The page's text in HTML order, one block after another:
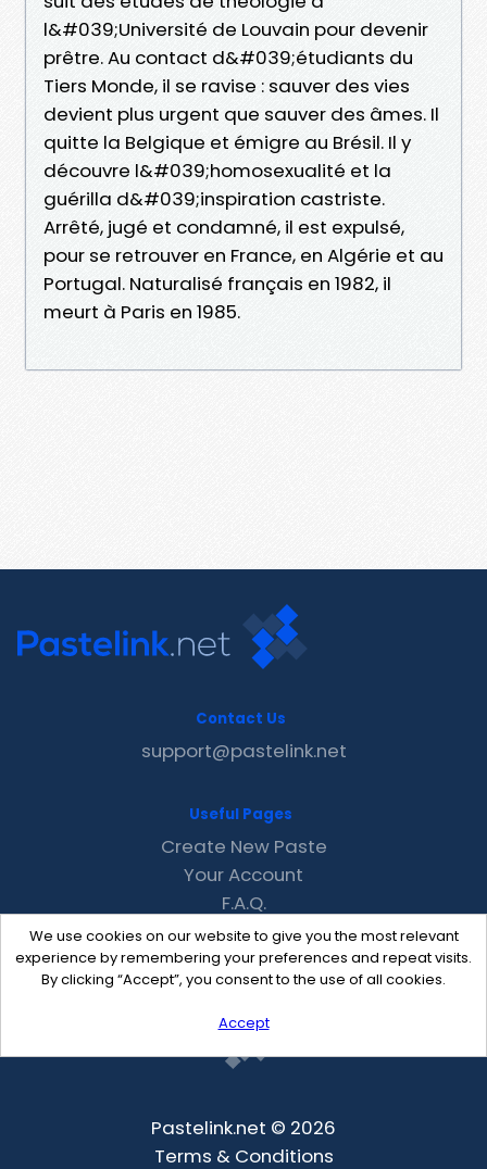
l&#039;Université de Louvain pour devenir
prêtre. Au contact d&#039;étudiants du
Tiers Monde, il se ravise : sauver des vies
devient plus urgent que sauver des âmes. Il
quitte la Belgique et émigre au Brésil. Il y
découvre l&#039;homosexualité et la
guérilla d&#039;inspiration castriste.
Arrêté, jugé et condamné, il est expulsé,
pour se retrouver en France, en Algérie et au
Portugal. Naturalisé français en 1982, il
meurt à Paris en 1985.
We use cookies on our website to give you the most relevant
experience by remembering your preferences and repeat visits.
By clicking “Accept”, you consent to the use of all cookies.
Accept
Contact Us
support@pastelink.net
Useful Pages
Create New Paste
Your Account
F.A.Q.
Recent
Contact
Pastelink.net © 2026
Terms & Conditions